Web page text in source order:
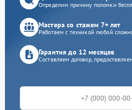
Определим причину поломки
Мастера со стажем 7+ лет
Работаем с техникой любой
Гарантия до 12 месяцев
Составляем договор,